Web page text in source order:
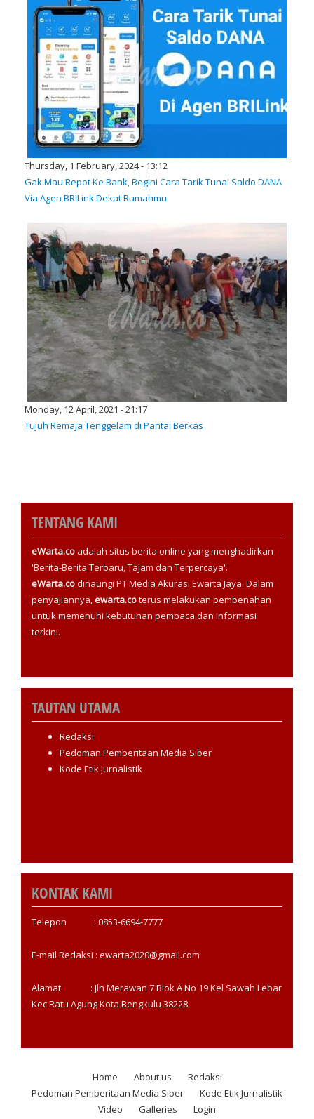
Thursday, 1 February, 2024 - 13:12
Gak Mau Repot Ke Bank, Begini Cara Tarik Tunai Saldo DANA
Via Agen BRILink Dekat Rumahmu
Monday, 12 April, 2021 - 21:17
Tujuh Remaja Tenggelam di Pantai Berkas
TENTANG KAMI
eWarta.co adalah situs berita online yang menghadirkan
'Berita-Berita Terbaru, Tajam dan Terpercaya'.
eWarta.codinaungi PT Media Akurasi Ewarta Jaya. Dalam
penyajiannya,ewarta.coterus melakukan pembenahan
untuk memenuhi kebutuhan pembaca dan informasi
terkini.
TAUTAN UTAMA
Redaksi
Pedoman Pemberitaan Media Siber
Kode Etik Jurnalistik
KONTAK KAMI
Telepon : 0853-6694-7777
E-mail Redaksi : ewarta2020@gmail.com
Alamat : Jln Merawan 7 Blok A No 19 Kel Sawah Lebar
Kec Ratu Agung Kota Bengkulu 38228
Footer
Home About us
Redaksi
Pedoman Pemberitaan Media Siber
Kode Etik Jurnalistik
Video
Galleries Login